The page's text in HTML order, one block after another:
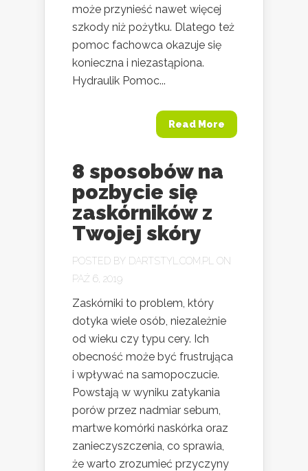
może przynieść nawet więcej
szkody niż pożytku. Dlatego też
pomoc fachowca okazuje się
konieczna i niezastąpiona.
Hydraulik Pomoc...
Read More
8 sposobów na
pozbycie się
zaskórników z
Twojej skóry
POSTED BY DARTSTYL.COM.PL
ON
PAŹ 6, 2019
Zaskórniki to problem, który
dotyka wiele osób, niezależnie
od wieku czy typu cery. Ich
obecność może być frustrująca
i wpływać na samopoczucie.
Powstają w wyniku zatykania
porów przez nadmiar sebum,
martwe komórki naskórka oraz
zanieczyszczenia, co sprawia,
że warto zrozumieć przyczyny